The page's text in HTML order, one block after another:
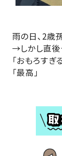
雨の日、2歳
→しかし直
「おもろすぎ
「最高」